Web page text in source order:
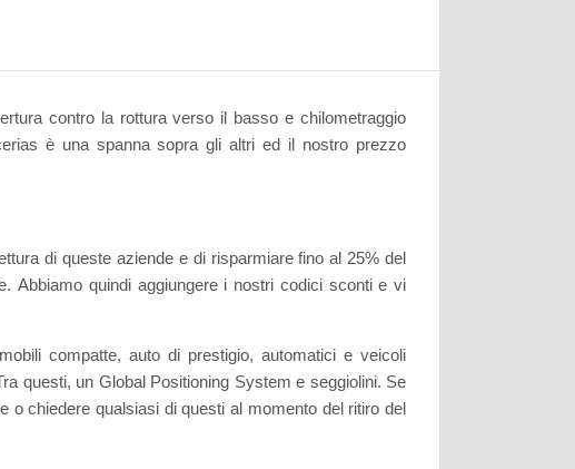
contro la rottura verso il basso e chilometraggio
è una spanna sopra gli altri ed il nostro prezzo
di queste aziende e di risparmiare fino al 25% del
Abbiamo quindi aggiungere i nostri codici sconti e vi
compatte, auto di prestigio, automatici e veicoli
questi, un Global Positioning System e seggiolini. Se
o chiedere qualsiasi di questi al momento del ritiro del